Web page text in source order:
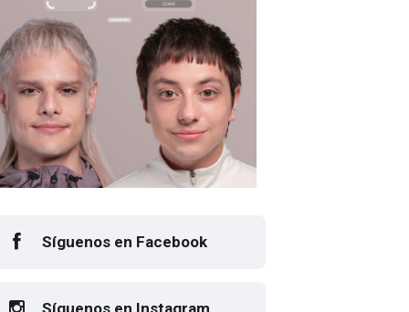
Síguenos en Facebook
Síguenos en Instagram